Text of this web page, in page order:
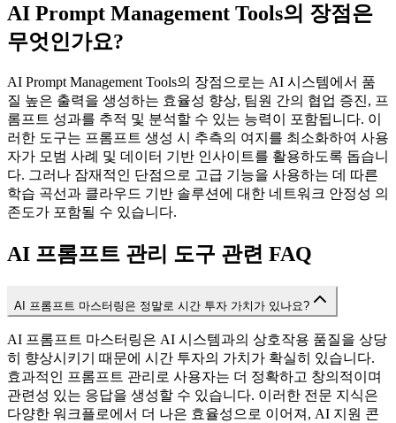
AI Prompt Management Tools의 장점은
무엇인가요?
AI Prompt Management Tools의 장점으로는 AI 시스템에서 품
질 높은 출력을 생성하는 효율성 향상, 팀원 간의 협업 증진, 프
롬프트 성과를 추적 및 분석할 수 있는 능력이 포함됩니다. 이
러한 도구는 프롬프트 생성 시 추측의 여지를 최소화하여 사용
자가 모범 사례 및 데이터 기반 인사이트를 활용하도록 돕습니
다. 그러나 잠재적인 단점으로 고급 기능을 사용하는 데 따른
학습 곡선과 클라우드 기반 솔루션에 대한 네트워크 안정성 의
존도가 포함될 수 있습니다.
AI 프롬프트 관리 도구 관련 FAQ
AI 프롬프트 마스터링은 정말로 시간 투자 가치가 있나요?
AI 프롬프트 마스터링은 AI 시스템과의 상호작용 품질을 상당
히 향상시키기 때문에 시간 투자의 가치가 확실히 있습니다.
효과적인 프롬프트 관리로 사용자는 더 정확하고 창의적이며
관련성 있는 응답을 생성할 수 있습니다. 이러한 전문 지식은
다양한 워크플로에서 더 나은 효율성으로 이어져, AI 지원 콘